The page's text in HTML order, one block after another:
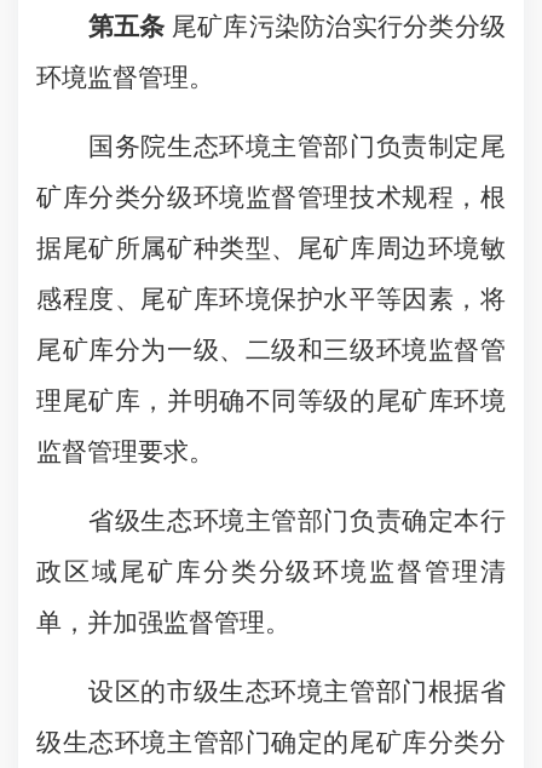
第五条 尾矿库污染防治实行分类分级
环境监督管理。
国务院生态环境主管部门负责制定尾
矿库分类分级环境监督管理技术规程，根
据尾矿所属矿种类型、尾矿库周边环境敏
感程度、尾矿库环境保护水平等因素，将
尾矿库分为一级、二级和三级环境监督管
理尾矿库，并明确不同等级的尾矿库环境
监督管理要求。
省级生态环境主管部门负责确定本行
政区域尾矿库分类分级环境监督管理清
单，并加强监督管理。
设区的市级生态环境主管部门根据省
级生态环境主管部门确定的尾矿库分类分